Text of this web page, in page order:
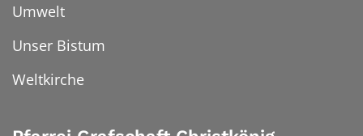
Umwelt
Unser Bistum
Weltkirche